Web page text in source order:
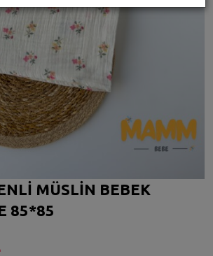
MÜSLİN BEBEK
85*85